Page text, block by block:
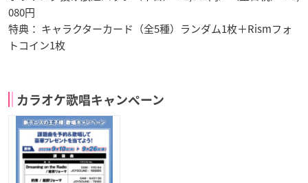
080円
特典： キャラクターカード（全5種）ランダム1枚＋Rismフォ
トコイン1枚
カラオケ歌唱キャンペーン